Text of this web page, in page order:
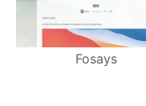
Fosays